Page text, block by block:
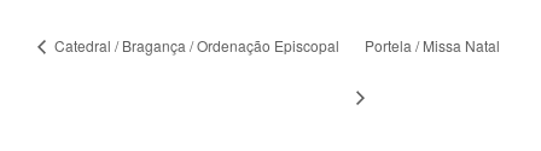
Catedral / Bragança / Ordenação Episcopal Portela / Missa Natal